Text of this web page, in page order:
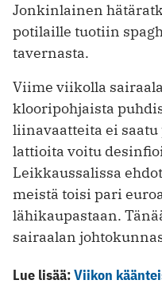
Jonkinlainen
potilaille tuotiin
tavernasta.
Viime viikolla
klooripohjaista
liinavaatteita ei
lattioita voitu
Leikkaussalissa
meistä toisi pari
lähikaupastaan.
sairaalan
Lue lisää:Viikon